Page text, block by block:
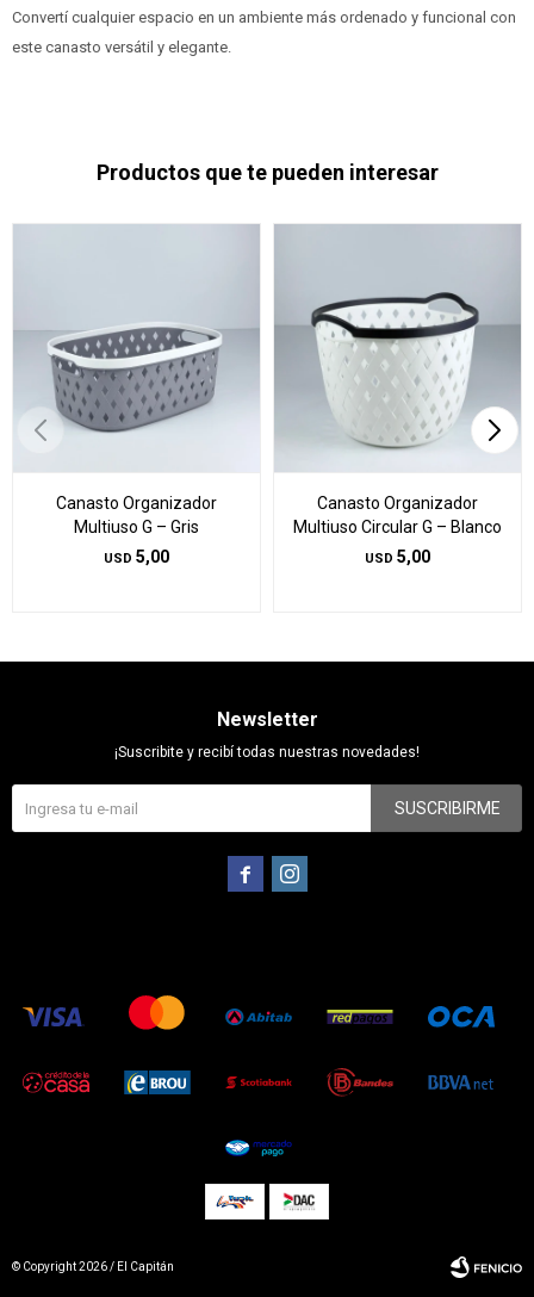
Convertí cualquier espacio en un ambiente más ordenado y funcional con
este canasto versátil y elegante.
Productos que te pueden interesar
Canasto Organizador
Multiuso G – Gris
USD 5,00
Canasto Organizador
Multiuso Circular G – Blanco
USD 5,00
Newsletter
¡Suscribite y recibí todas nuestras novedades!
SUSCRIBIRME
 
© Copyright 2026 / El Capitán